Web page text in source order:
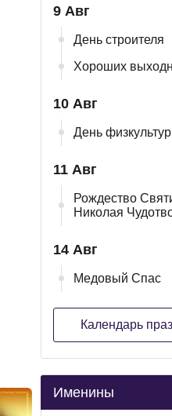
9 Авг
День строителя
Хороших
10 Авг
День
11 Авг
Рождество
Николая
14 Авг
Медовый Спас
Календарь
Именины